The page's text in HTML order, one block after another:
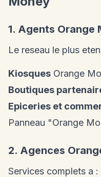
1. Agents Orange
Le reseau le plus
Kiosques Orange
Boutiques
Epiceries et
Panneau "Orange
2. Agences
Services complets a :